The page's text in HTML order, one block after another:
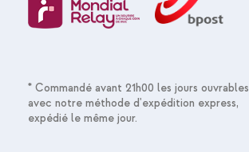
* Commandé avant 21h00 les jours ouvrables
avec notre méthode d'expédition express,
expédié le même jour.